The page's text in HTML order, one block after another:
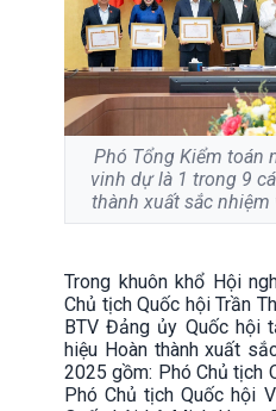
Phó Tổng Kiểm toán
vinh dự là 1 trong 9
thành xuất sắc nhiệm
Trong khuôn khổ Hội
Chủ tịch Quốc hội Trần
BTV Đảng ủy Quốc hội
hiệu Hoàn thành xuất
2025 gồm: Phó Chủ tịch
Phó Chủ tịch Quốc hội